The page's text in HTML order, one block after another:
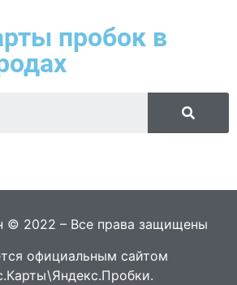
пробок в
© 2022 – Все права защищены
официальным сайтом